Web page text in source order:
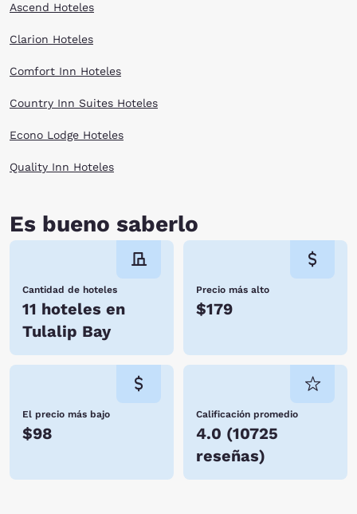
Ascend Hoteles
Clarion Hoteles
Comfort Inn Hoteles
Country Inn Suites Hoteles
Econo Lodge Hoteles
Quality Inn Hoteles
Es bueno saberlo
Cantidad de hoteles
11 hoteles en
Tulalip Bay
Precio más alto
$179
El precio más bajo
$98
Calificación promedio
4.0 (10725
reseñas)